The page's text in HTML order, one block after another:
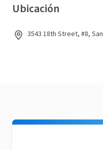
Ubicación
3543 18th Street, #8,